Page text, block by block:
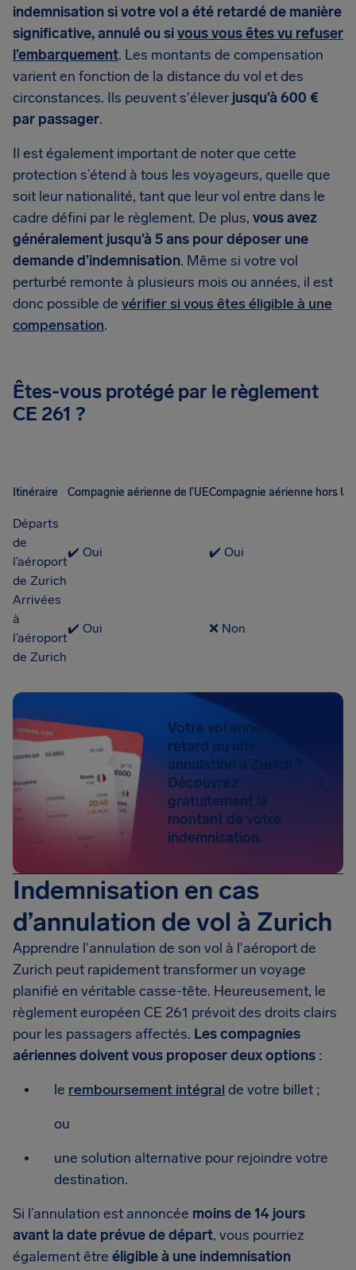
indemnisation si votre vol a été retardé de manière
significative, annulé ou sivous vous êtes vu refuser
l’embarquement. Les montants de compensation
varient en fonction de la distance du vol et des
circonstances. Ils peuvent s'élever jusqu’à 600 €
par passager.
Il est également important de noter que cette
protection s’étend à tous les voyageurs, quelle que
soit leur nationalité, tant que leur vol entre dans le
cadre défini par le règlement. De plus, vous avez
généralement jusqu’à 5 ans pour déposer une
demande d’indemnisation. Même si votre vol
perturbé remonte à plusieurs mois ou années, il est
donc possible de vérifier si vous êtes éligible à une
compensation.
Êtes-vous protégé par le règlement
CE 261 ?
Itinéraire Compagnie aérienne de l’UECompagnie aérienne hors UE
Départs
de
l’aéroport
de Zurich
✔️ Oui ✔️ Oui
Arrivées
à
l’aéroport
de Zurich
✔️ Oui ❌ Non
Votre vol annonce un
retard ou une
annulation à Zurich ?
Découvrez
gratuitement le
montant de votre
indemnisation.
Indemnisation en cas
d’annulation de vol à Zurich
Apprendre l'annulation de son vol à l'aéroport de
Zurich peut rapidement transformer un voyage
planifié en véritable casse-tête. Heureusement, le
règlement européen CE 261 prévoit des droits clairs
pour les passagers affectés. Les compagnies
aériennes doivent vous proposer deux options :
le remboursement intégral de votre billet ;
ou
une solution alternative pour rejoindre votre
destination.
Si l’annulation est annoncée moins de 14 jours
avant la date prévue de départ, vous pourriez
également être éligible à une indemnisation